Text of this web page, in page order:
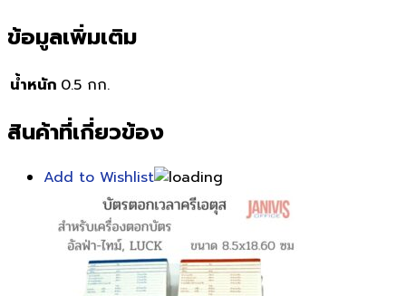
ข้อมูลเพิ่มเติม
น้ำหนัก 0.5 กก.
สินค้าที่เกี่ยวข้อง
Add to Wishlist